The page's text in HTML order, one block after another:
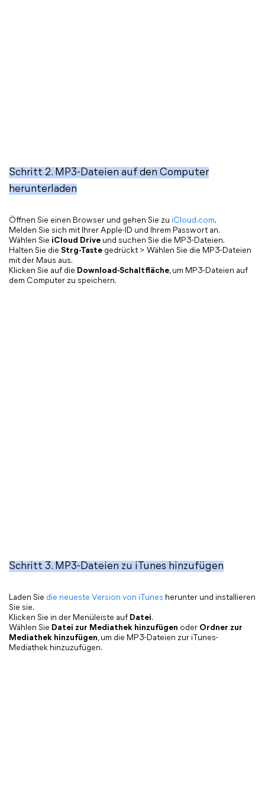
Schritt 2. MP3-Dateien auf den Computer
herunterladen
Öffnen Sie einen Browser und gehen Sie zu iCloud.com.
Melden Sie sich mit Ihrer Apple-ID und Ihrem Passwort an.
Wählen Sie iCloud Drive und suchen Sie die MP3-Dateien.
Halten Sie die Strg-Taste gedrückt > Wählen Sie die MP3-Dateien
mit der Maus aus.
Klicken Sie auf die Download-Schaltfläche, um MP3-Dateien auf
dem Computer zu speichern.
Schritt 3. MP3-Dateien zu iTunes hinzufügen
Laden Sie die neueste Version von iTunes herunter und installieren
Sie sie.
Klicken Sie in der Menüleiste auf Datei.
Wählen Sie Datei zur Mediathek hinzufügen oder Ordner zur
Mediathek hinzufügen, um die MP3-Dateien zur iTunes-
Mediathek hinzuzufügen.